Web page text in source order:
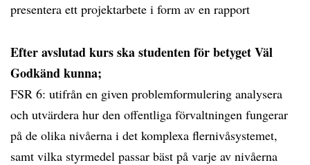
presentera ett projektarbete i form av en rapport
Efter avslutad kurs ska studenten för betyget Väl
Godkänd kunna;
FSR 6: utifrån en given problemformulering analysera
och utvärdera hur den offentliga förvaltningen fungerar
på de olika nivåerna i det komplexa flernivåsystemet,
samt vilka styrmedel passar bäst på varje av nivåerna